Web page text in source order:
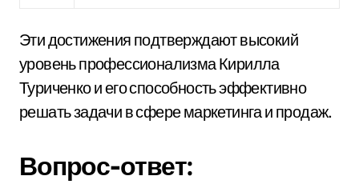
Эти достижения подтверждают высокий
уровень профессионализма Кирилла
Туриченко и его способность эффективно
решать задачи в сфере маркетинга и продаж.
Вопрос-ответ: